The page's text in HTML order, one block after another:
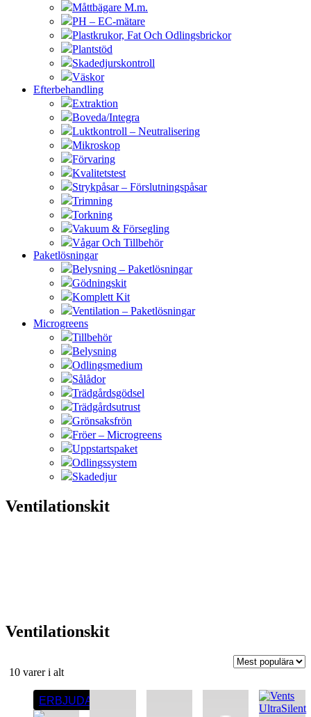
Måttbägare M.m.
PH – EC-mätare
Plastkrukor, Fat Och Odlingsbrickor
Plantstöd
Skadedjurskontroll
Väskor
Efterbehandling
Extraktion
Boveda/Integra
Luktkontroll – Neutralisering
Mikroskop
Förvaring
Kvalitetstest
Strykpåsar – Förslutningspåsar
Trimning
Torkning
Vakuum & Försegling
Vågar Och Tillbehör
Paketlösningar
Belysning – Paketlösningar
Gödningskit
Komplett Kit
Ventilation – Paketlösningar
Microgreens
Tillbehör
Belysning
Odlingsmedium
Sålådor
Trädgårdsgödsel
Trädgårdsutrust
Grönsaksfrön
Fröer – Microgreens
Uppstartspaket
Odlingssystem
Skadedjur
Ventilationskit
Ventilationskit
10 varer i altSortera
popularitet
ERBJUDANDE
Den
här
Den
här